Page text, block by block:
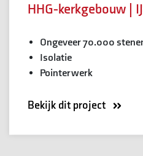
HHG-kerkgebouw |
Ongeveer 70.000
Isolatie
Pointerwerk
Bekijk dit project